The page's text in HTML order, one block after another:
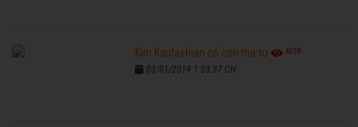
Kim Kardashian có con thứ tư 6259
03/01/2019 1:03:37 CH